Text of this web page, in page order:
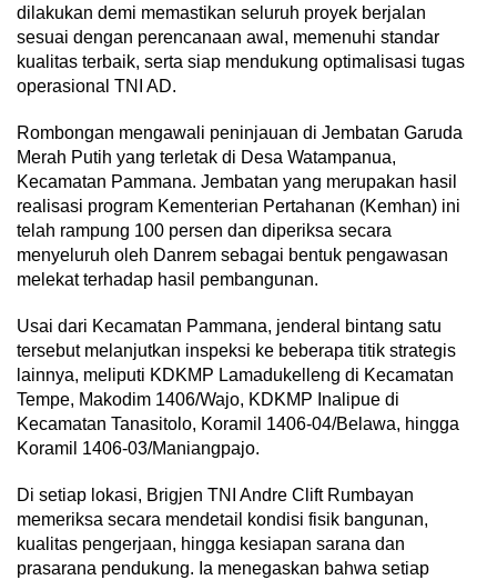
dilakukan demi memastikan seluruh proyek berjalan
sesuai dengan perencanaan awal, memenuhi standar
kualitas terbaik, serta siap mendukung optimalisasi tugas
operasional TNI AD.
Rombongan mengawali peninjauan di Jembatan Garuda
Merah Putih yang terletak di Desa Watampanua,
Kecamatan Pammana. Jembatan yang merupakan hasil
realisasi program Kementerian Pertahanan (Kemhan) ini
telah rampung 100 persen dan diperiksa secara
menyeluruh oleh Danrem sebagai bentuk pengawasan
melekat terhadap hasil pembangunan.
Usai dari Kecamatan Pammana, jenderal bintang satu
tersebut melanjutkan inspeksi ke beberapa titik strategis
lainnya, meliputi KDKMP Lamadukelleng di Kecamatan
Tempe, Makodim 1406/Wajo, KDKMP Inalipue di
Kecamatan Tanasitolo, Koramil 1406-04/Belawa, hingga
Koramil 1406-03/Maniangpajo.
Di setiap lokasi, Brigjen TNI Andre Clift Rumbayan
memeriksa secara mendetail kondisi fisik bangunan,
kualitas pengerjaan, hingga kesiapan sarana dan
prasarana pendukung. Ia menegaskan bahwa setiap